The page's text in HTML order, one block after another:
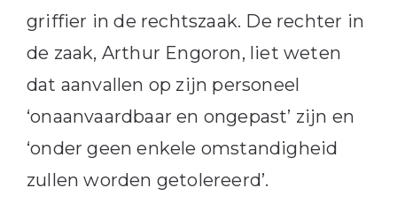
griffier in de rechtszaak. De rechter in
de zaak, Arthur Engoron, liet weten
dat aanvallen op zijn personeel
‘onaanvaardbaar en ongepast’ zijn en
‘onder geen enkele omstandigheid
zullen worden getolereerd’.